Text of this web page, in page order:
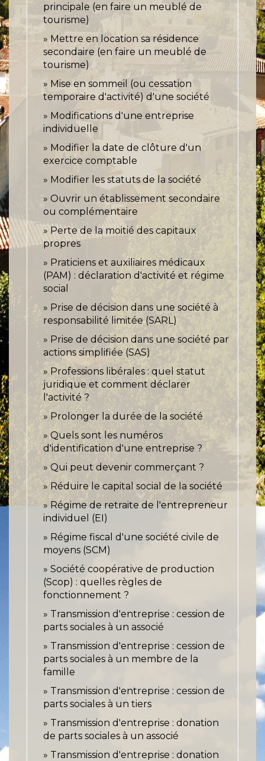
principale (en faire un meublé de
tourisme)
Mettre en location sa résidence
secondaire (en faire un meublé de
tourisme)
Mise en sommeil (ou cessation
temporaire d'activité) d'une société
Modifications d'une entreprise
individuelle
Modifier la date de clôture d'un
exercice comptable
Modifier les statuts de la société
Ouvrir un établissement secondaire
ou complémentaire
Perte de la moitié des capitaux
propres
Praticiens et auxiliaires médicaux
(PAM) : déclaration d'activité et régime
social
Prise de décision dans une société à
responsabilité limitée (SARL)
Prise de décision dans une société par
actions simplifiée (SAS)
Professions libérales : quel statut
juridique et comment déclarer
l'activité ?
Prolonger la durée de la société
Quels sont les numéros
d'identification d'une entreprise ?
Qui peut devenir commerçant ?
Réduire le capital social de la société
Régime de retraite de l'entrepreneur
individuel (EI)
Régime fiscal d'une société civile de
moyens (SCM)
Société coopérative de production
(Scop) : quelles règles de
fonctionnement ?
Transmission d'entreprise : cession de
parts sociales à un associé
Transmission d'entreprise : cession de
parts sociales à un membre de la
famille
Transmission d'entreprise : cession de
parts sociales à un tiers
Transmission d'entreprise : donation
de parts sociales à un associé
Transmission d'entreprise : donation